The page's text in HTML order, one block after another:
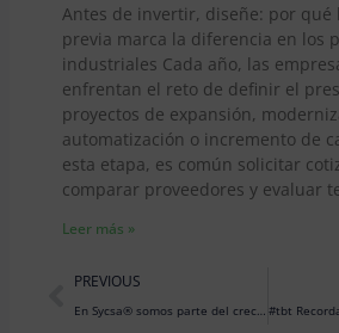
Antes de invertir, diseñe: por qué
previa marca la diferencia en los
industriales Cada año, las
enfrentan el reto de definir el
proyectos de expansión,
automatización o incremento de
esta etapa, es común solicitar
comparar proveedores y evaluar
Leer más »
Prev
PREVIOUS
En Sycsa® somos parte del crecimiento de la industria alimenticia… ¡también en Colombia!